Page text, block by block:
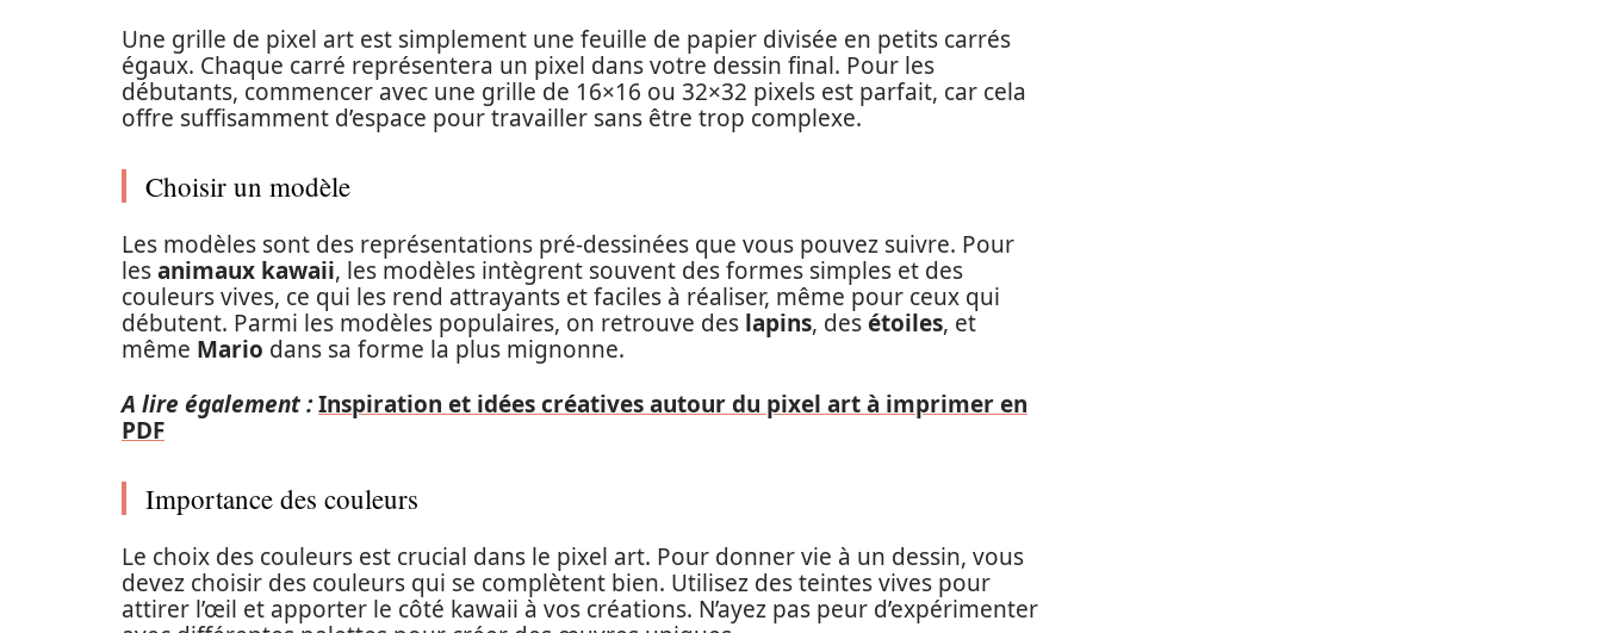
Une grille de pixel art est simplement une feuille de papier divisée en petits carrés
égaux. Chaque carré représentera un pixel dans votre dessin final. Pour les
débutants, commencer avec une grille de 16×16 ou 32×32 pixels est parfait, car cela
offre suffisamment d’espace pour travailler sans être trop complexe.
Choisir un modèle
Les modèles sont des représentations pré-dessinées que vous pouvez suivre. Pour
lesanimaux kawaii, les modèles intègrent souvent des formes simples et des
couleurs vives, ce qui les rend attrayants et faciles à réaliser, même pour ceux qui
débutent. Parmi les modèles populaires, on retrouve des lapins, desétoiles, et
même Mario dans sa forme la plus mignonne.
A lire également :Inspiration et idées créatives autour du pixel art à imprimer en
PDF
Importance des couleurs
Le choix des couleurs est crucial dans le pixel art. Pour donner vie à un dessin, vous
devez choisir des couleurs qui se complètent bien. Utilisez des teintes vives pour
attirer l’œil et apporter le côté kawaii à vos créations. N’ayez pas peur d’expérimenter